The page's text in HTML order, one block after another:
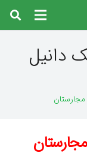
دانیل